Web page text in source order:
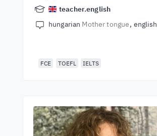
teacher.english
hungarian Mother tongue english
FCE TOEFL IELTS